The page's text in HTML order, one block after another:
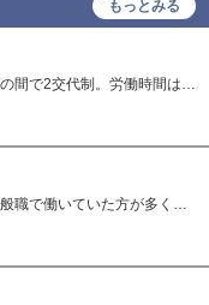
もっとみる
勤務体制当店の勤務時間は 朝7時～深夜25時までの間で2交代制。労働時間は 実働11時間 となります。無理のない勤務体制なので、安定して長く働くことが可能です。「プライベートを大切にしながらしっかり稼ぎたい」「安定した勤務体制の職場を探している」そんな方はぜひ当店へ！お気軽にお問い合わせください。
一般職からの転職者が多数活躍当店では、元々一般職で働いていた方が多く、転職してきたスタッフがほとんどです不安を払拭できる職場ナイトワーク業界には「ダークなイメージ」がつきものですが、当店は違います。未経験の方でも安心して働けるよう、クリーンで働きやすい環境づくりを徹底しています。給与体系が明確で安心研修制度あり、基礎から丁寧にサポート無理な働かせ方や強引な引き止めは一切なし「やってみたいけど、少し不安…」そう思っている方も大丈夫！まずは一度、お問い合わせ・面接に来てみませんか？